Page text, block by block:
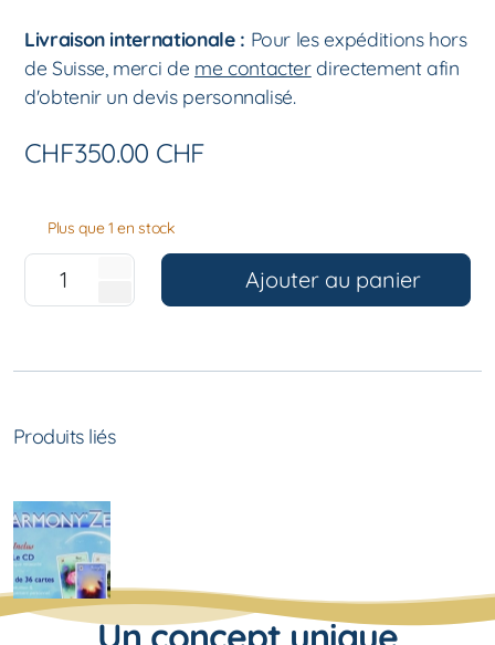
Livraison internationale : Pour les expéditions hors
de Suisse, merci de me contacterdirectement afin
d'obtenir un devis personnalisé.
CHF350.00 CHF
Plus que 1 en stock
Ajouter au panier
Produits liés